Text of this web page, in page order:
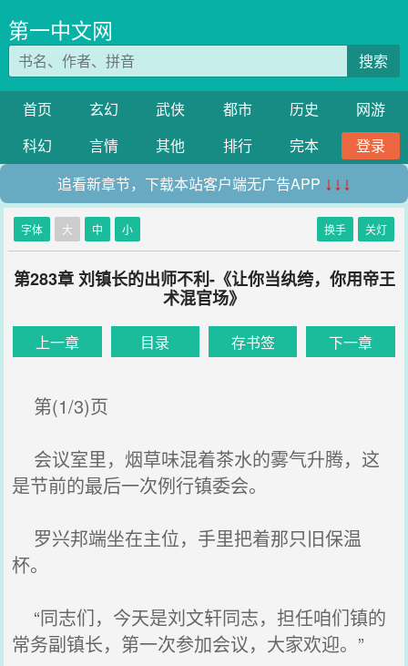
第一中文网
搜索
首页 玄幻 武侠 都市 历史
网游
科幻
言情 其他 排行 完本
登录
追看新章节，下载本站客户端无广告APP ↓↓↓
字体 大 中 小 换手 关灯
第283章 刘镇长的出师不利-《让你当纨绔，你用帝王
术混官场》
上一章 目录 存书签 下一章
第(1/3)页
会议室里，烟草味混着茶水的雾气升腾，这
是节前的最后一次例行镇委会。
罗兴邦端坐在主位，手里把着那只旧保温
杯。
“同志们，今天是刘文轩同志，担任咱们镇的
常务副镇长，第一次参加会议，大家欢迎。”